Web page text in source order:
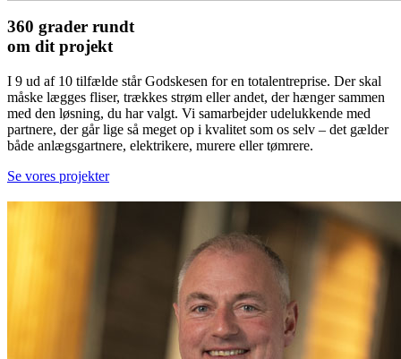
360 grader rundt
om dit projekt
I 9 ud af 10 tilfælde står Godskesen for en totalentreprise. Der skal
måske lægges fliser, trækkes strøm eller andet, der hænger sammen
med den løsning, du har valgt. Vi samarbejder udelukkende med
partnere, der går lige så meget op i kvalitet som os selv – det gælder
både anlægsgartnere, elektrikere, murere eller tømrere.
Se vores projekter